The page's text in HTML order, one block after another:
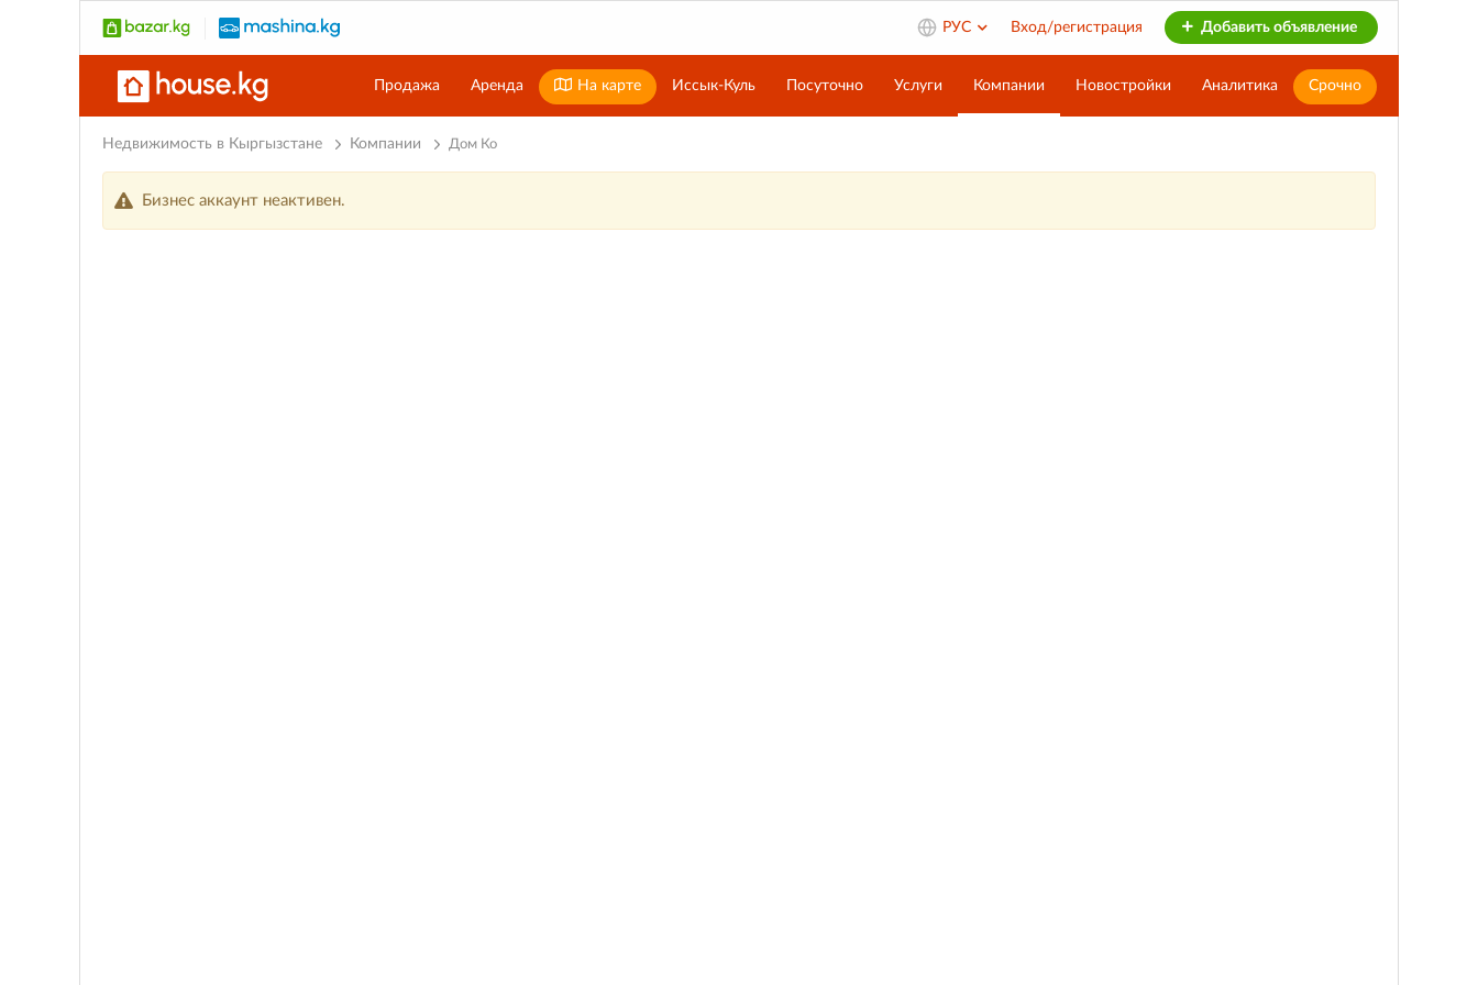
РУС Вход/регистрация Добавить объявление
Продажа Аренда На карте Иссык-Куль Посуточно Услуги Компании Новостройки Аналитика Срочно
Недвижимость в Кыргызстане Компании Дом Ко
Бизнес аккаунт неактивен.